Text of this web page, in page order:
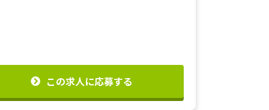
この求人に応募する